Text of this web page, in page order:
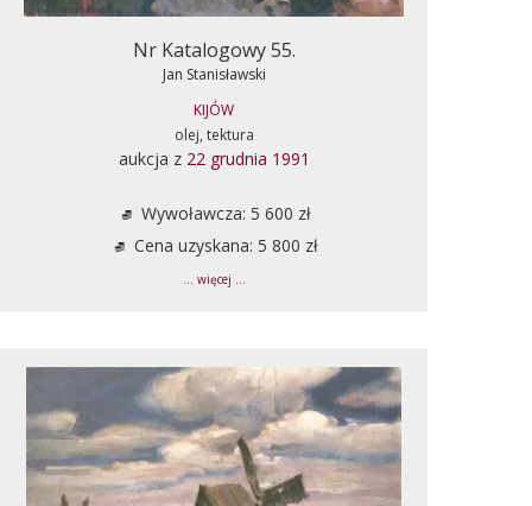
Nr Katalogowy 55.
Jan Stanisławski
KIJÓW
olej, tektura
aukcja z 22 grudnia 1991
Wywoławcza: 5 600 zł
Cena uzyskana: 5 800 zł
... więcej ...